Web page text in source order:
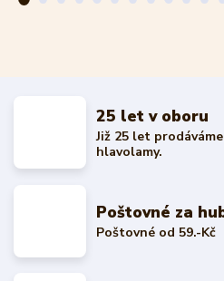
25 let v oboru
Již 25 let
hlavolamy.
Poštovné za
Poštovné od 59.-Kč